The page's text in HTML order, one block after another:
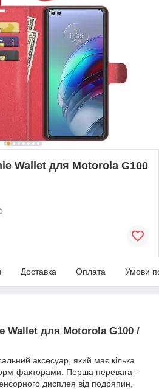
Wallet для Motorola G100
Доставка Оплата Умови
Wallet для Motorola G100 /
аксесуар, який має кілька
факторами. Перша перевага -
дисплея від подряпин,